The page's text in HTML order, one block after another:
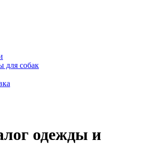
для собак
одежды и